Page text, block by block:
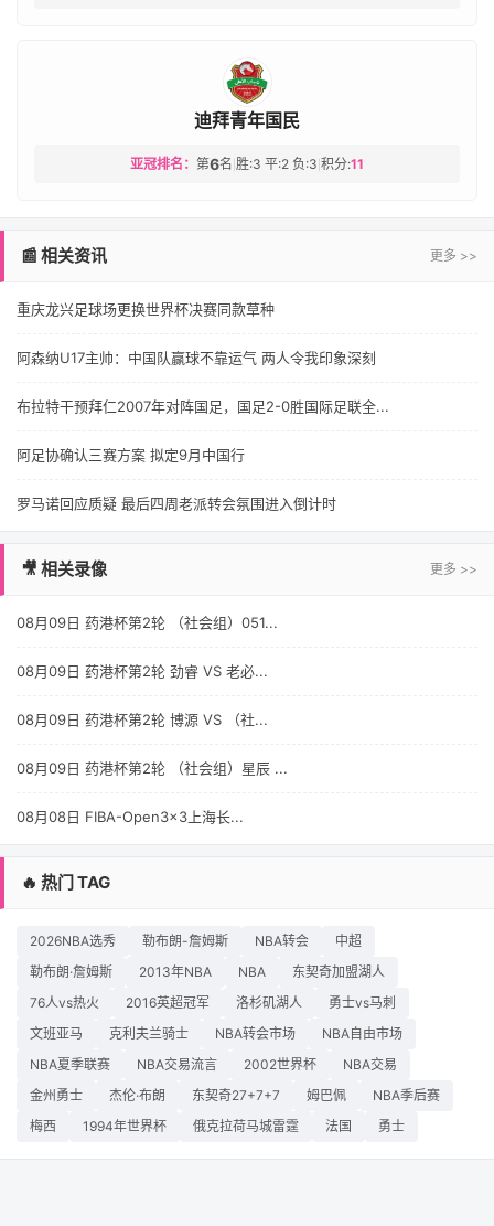
迪拜青年国民
亚冠排名： 第6名 胜:3 平:2 负:3 积分:11
📰 相关资讯 更多 >>
重庆龙兴足球场更换世界杯决赛同款草种
阿森纳U17主帅：中国队赢球不靠运气 两人令我印象深刻
布拉特干预拜仁2007年对阵国足，国足2-0胜国际足联全...
阿足协确认三赛方案 拟定9月中国行
罗马诺回应质疑 最后四周老派转会氛围进入倒计时
🎥 相关录像 更多 >>
08月09日 药港杯第2轮 （社会组）051...
08月09日 药港杯第2轮 劲睿 VS 老必...
08月09日 药港杯第2轮 博源 VS （社...
08月09日 药港杯第2轮 （社会组）星辰 ...
08月08日 FIBA-Open3x3上海长...
🔥 热门 TAG
2026NBA选秀 勒布朗-詹姆斯 NBA转会
中超
勒布朗·詹姆斯
2013年NBA NBA
东契奇加盟湖人
76人vs热火
2016英超冠军 洛杉矶湖人
勇士vs马刺
文班亚马
克利夫兰骑士 NBA转会市场
NBA自由市场
NBA夏季联赛
NBA交易流言 2002世界杯
NBA交易
金州勇士
杰伦·布朗 东契奇27+7+7 姆巴佩
NBA季后赛
梅西
1994年世界杯 俄克拉荷马城雷霆 法国 勇士